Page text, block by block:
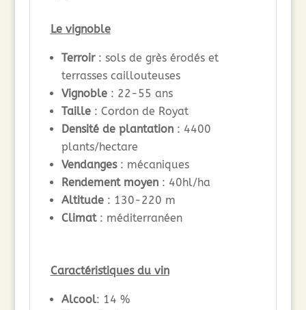
Le vignoble
Terroir: sols de grès érodés et
terrasses caillouteuses
Vignoble: 22-55 ans
Taille: Cordon de Royat
Densité de plantation: 4400
plants/hectare
Vendanges: mécaniques
Rendement moyen: 40hl/ha
Altitude: 130-220 m
Climat: méditerranéen
Caractéristiques du vin
Alcool: 14 %